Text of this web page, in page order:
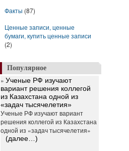
Факты (87)
Ценные записи, ценные
бумаги, купить ценные записи
(2)
Популярное
»Ученые РФ изучают
вариант решения коллегой
из Казахстана одной из
«задач тысячелетия»
Ученые РФ изучают вариант
решения коллегой из Казахстана
одной из «задач тысячелетия»
(далее…)